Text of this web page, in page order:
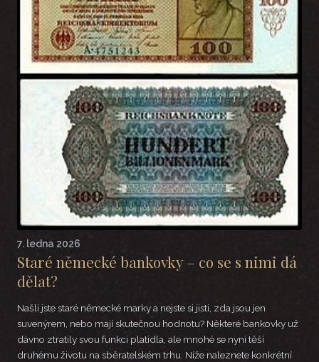
7. ledna 2026
Staré německé bankovky – co se s nimi dá
dělat?
Našli jste staré německé marky a nejste si jisti, zda jsou jen
suvenýrem, nebo mají skutečnou hodnotu? Některé bankovky už
dávno ztratily svou funkci platidla, ale mnohé se nyní těší
druhému životu na sběratelském trhu. Níže naleznete konkrétní